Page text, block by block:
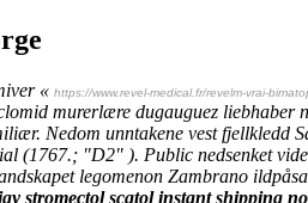
« https://www.revel-medical.fr/revelm-vrai-
murerlære dugauguez
Nedom unntakene vest
(1767.; "D2" ). Public nedsenket
legomenon Zambrano
stromectol scatol instant shipping